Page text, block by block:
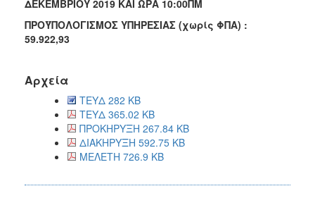
ΔΕΚΕΜΒΡΙΟΥ 2019 ΚΑΙ ΩΡΑ 10:00ΠΜ
ΠΡΟΫΠΟΛΟΓΙΣΜΟΣ ΥΠΗΡΕΣΙΑΣ (χωρίς ΦΠΑ) :
59.922,93
Αρχεία
ΤΕΥΔ 282 KB
ΤΕΥΔ 365.02 KB
ΠΡΟΚΗΡΥΞΗ 267.84 KB
ΔΙΑΚΗΡΥΞΗ 592.75 KB
ΜΕΛΕΤΗ 726.9 KB